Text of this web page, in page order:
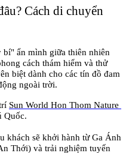
Cách di chuyển
ẩn mình giữa thiên nhiên
cách thám hiểm và thử
biệt dành cho các tín đồ đam
ngoài trời.
Sun World Hon Thom Nature
Quốc.
khách sẽ khởi hành từ Ga Ánh